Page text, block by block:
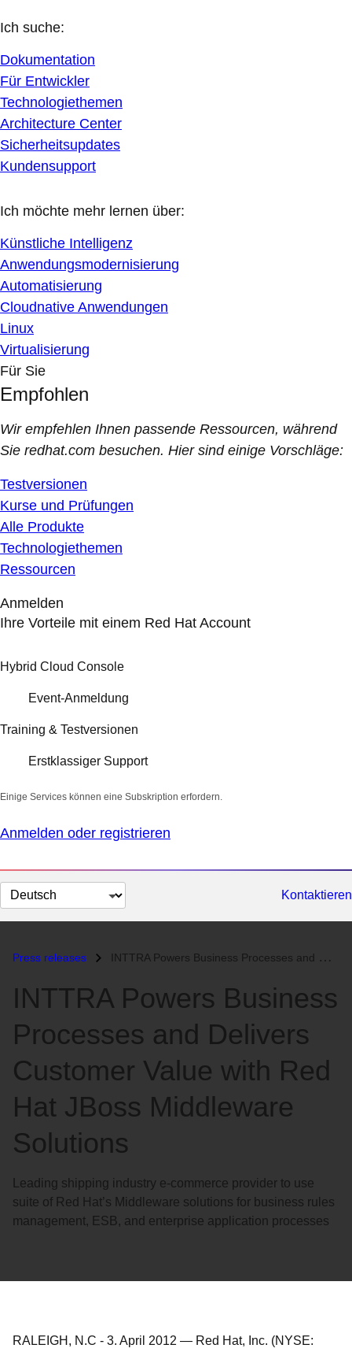
Ich suche:
Dokumentation
Für Entwickler
Technologiethemen
Architecture Center
Sicherheitsupdates
Kundensupport
Ich möchte mehr lernen über:
Künstliche Intelligenz
Anwendungsmodernisierung
Automatisierung
Cloudnative Anwendungen
Linux
Virtualisierung
Für Sie
Empfohlen
Wir empfehlen Ihnen passende Ressourcen, während
Sie redhat.com besuchen. Hier sind einige Vorschläge:
Testversionen
Kurse und Prüfungen
Alle Produkte
Technologiethemen
Ressourcen
Anmelden
Ihre Vorteile mit einem Red Hat Account
Hybrid Cloud Console
Event-Anmeldung
Training & Testversionen
Erstklassiger Support
Einige Services können eine Subskription erfordern.
Anmelden oder registrieren
Sprache
auswählen
Kontaktieren
Press releases INTTRA Powers Business Processes and Delivers Customer Value with Red...
INTTRA Powers Business
Processes and Delivers
Customer Value with Red
Hat JBoss Middleware
Solutions
Leading shipping industry e-commerce provider to use
suite of Red Hat’s Middleware solutions for business rules
management, ESB, and enterprise application processes
RALEIGH, N.C - 3. April 2012 — Red Hat, Inc. (NYSE: